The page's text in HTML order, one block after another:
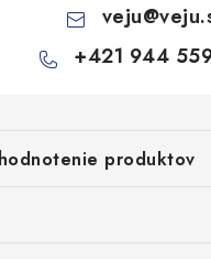
veju@
+421 944
produktov